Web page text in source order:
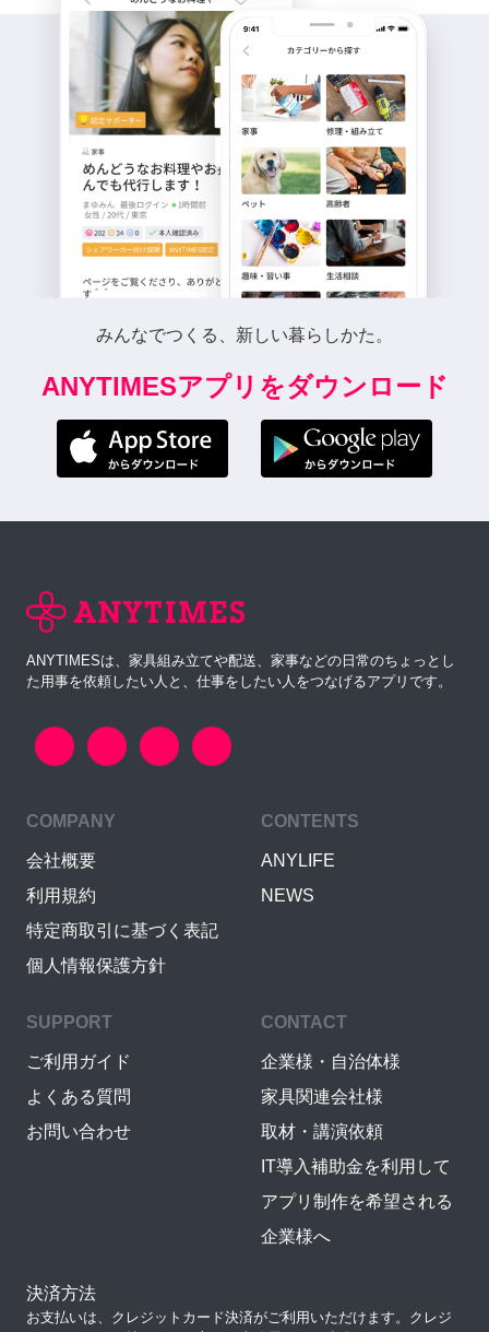
みんなでつくる、新しい暮らしかた。
ANYTIMESアプリをダウンロード
ANYTIMESは、家具組み立てや配送、家事などの日常のちょっとし
た用事を依頼したい人と、仕事をしたい人をつなげるアプリです。
COMPANY
会社概要
利用規約
特定商取引に基づく表記
個人情報保護方針
CONTENTS
ANYLIFE
NEWS
SUPPORT
ご利用ガイド
よくある質問
お問い合わせ
CONTACT
企業様・自治体様
家具関連会社様
取材・講演依頼
IT導入補助金を利用して
アプリ制作を希望される
企業様へ
決済方法
お支払いは、クレジットカード決済がご利用いただけます。クレジ